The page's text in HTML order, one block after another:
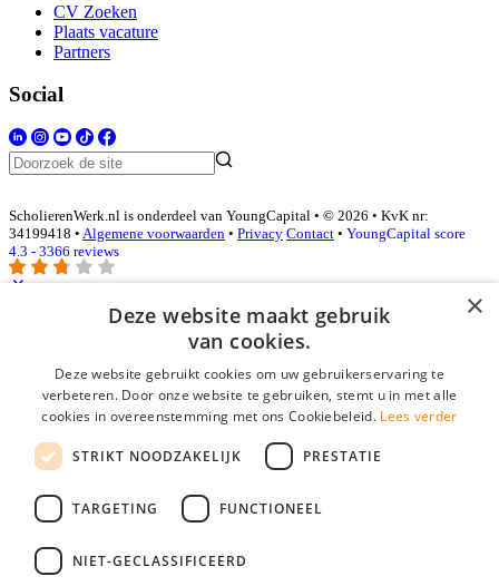
CV Zoeken
Plaats vacature
Partners
Social
ScholierenWerk.nl is onderdeel van YoungCapital • © 2026 • KvK nr:
34199418 • Algemene voorwaarden • Privacy Contact • YoungCapital score
4.3 - 3366 reviews
Inloggen als bedrijf
E-mail*
Wachtwoord
login gegevens onthouden
login
Bedrijf aanmelden
×
Deze website maakt gebruik
van cookies.
Deze website gebruikt cookies om uw gebruikerservaring te
verbeteren. Door onze website te gebruiken, stemt u in met alle
cookies in overeenstemming met ons Cookiebeleid. Lees verder
STRIKT NOODZAKELIJK PRESTATIE
TARGETING FUNCTIONEEL
NIET-GECLASSIFICEERD